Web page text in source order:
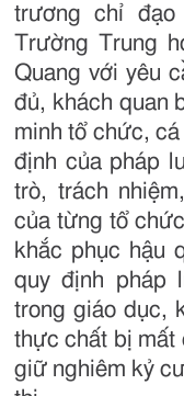
trương chỉ
Trường Trung
Quang với yêu
đủ, khách quan
minh tổ chức,
định của pháp
trò, trách
của từng tổ
khắc phục hậu
quy định pháp
trong giáo dục,
thực chất bị mất
giữ nghiêm kỷ